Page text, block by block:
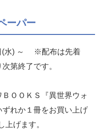
ーパー
(水) ～ ※配布は先着
第終了です。
ＯＯＫＳ『異世界ウォ
れか１冊をお買い上げ
上げます。